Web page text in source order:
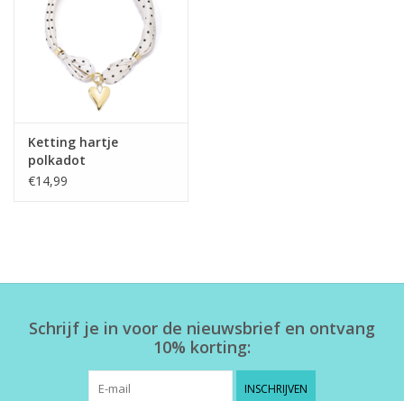
Home deco
Herensokken
Ketting hartje
polkadot
€14,99
Schrijf je in voor de nieuwsbrief en ontvang
10% korting:
INSCHRIJVEN